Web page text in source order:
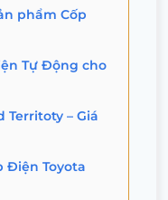
phẩm Cốp
Tự Động cho
Territoty – Giá
Điện Toyota